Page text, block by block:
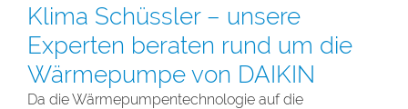
Klima Schüssler – unsere
Experten beraten rund um die
Wärmepumpe von DAIKIN
Da die Wärmepumpentechnologie auf die